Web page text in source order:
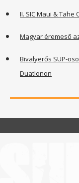
II. SIC Maui &
Magyar éremeső
Bivalyerős SUP-
Duatlonon